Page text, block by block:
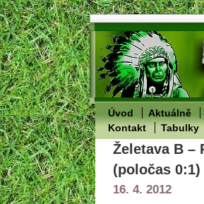
Úvod Aktuálně
Kontakt
Tabulky
Želetava B –
(poločas 0:1)
16. 4. 2012